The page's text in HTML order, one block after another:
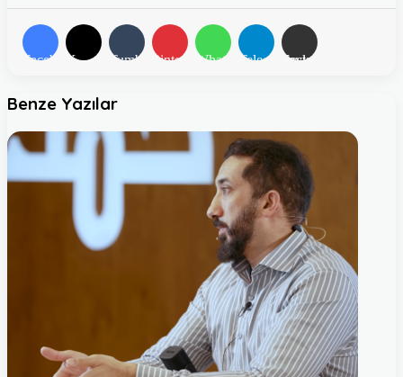
Facebook
X Tumblr PinterestWhatsAppTelegramE-Posta ile paylaş
Benze Yazılar